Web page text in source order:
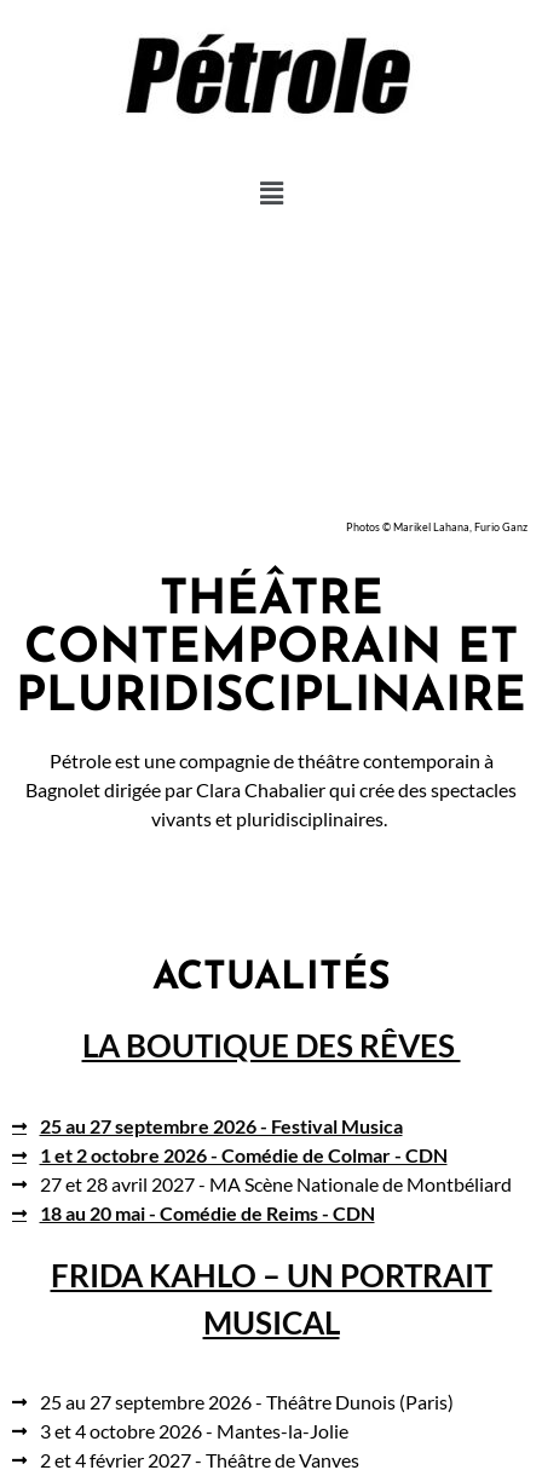
Photos © Marikel Lahana, Furio Ganz
THÉÂTRE
CONTEMPORAIN ET
PLURIDISCIPLINAIRE
Pétrole est une compagnie de théâtre contemporain à
Bagnolet dirigée par Clara Chabalier qui crée des spectacles
vivants et pluridisciplinaires.
ACTUALITÉS
LA BOUTIQUE DES RÊVES
25 au 27 septembre 2026 - Festival Musica
1 et 2 octobre 2026 - Comédie de Colmar - CDN
27 et 28 avril 2027 - MA Scène Nationale de Montbéliard
18 au 20 mai - Comédie de Reims - CDN
FRIDA KAHLO – UN PORTRAIT
MUSICAL
25 au 27 septembre 2026 - Théâtre Dunois (Paris)
3 et 4 octobre 2026 - Mantes-la-Jolie
2 et 4 février 2027 - Théâtre de Vanves